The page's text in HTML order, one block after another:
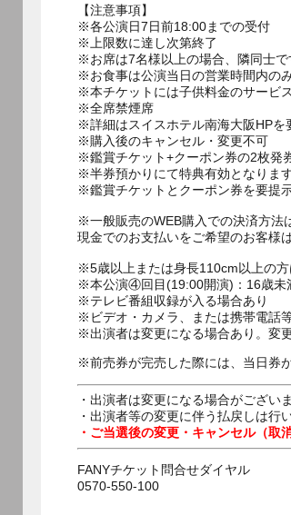
【注意事項】
※各公演日7日前18:00までの受付
※上限数に達し次第終了
※お席は7名様以上の場合、隣同士
※お食事は公演当日の営業時間内の
※本チケットには子供料金のサービ
※全席禁煙席
※詳細はスイスホテル南海大阪HPを
※購入後のキャンセル・変更不可
※鑑賞チケット+クーポン券の2枚発
※半券預かりにて特典有効となりま
※鑑賞チケットとクーポン券を要提
※一般販売のWEB購入での決済方法
現金でのお支払いをご希望のお客様
※5歳以上または身長110cm以上の
※本公演④回目(19:00開演)：16歳未
※テレビ番組収録が入る場合あり
※ビデオ・カメラ、または携帯電話
※出演者は変更になる場合あり。変
※前売券が完売した際には、当日券
・出演者は変更になる場合がござい
・出演者等の変更に伴う払戻しは行
・ご当選後の変更・キャンセル（取
FANYチケット問合せダイヤル
0570-550-100